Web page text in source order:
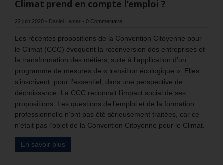
Climat prend en compte l’emploi ?
22 juin 2020 - Daniel Lamar - 0 Commentaire
Les récentes propositions de la Convention Citoyenne pour
le Climat (CCC) évoquent la reconversion des entreprises et
la transformation des métiers, suite à l’application d’un
programme de mesures de « transition écologique ». Elles
s’inscrivent, pour l’essentiel, dans une perspective de
décroissance. La CCC reconnait l’impact social de ses
propositions. Les questions de l’emploi et de la formation
professionnelle n’ont pas été sérieusement traitées, car ce
n’était pas l’objet de la Convention Citoyenne pour le Climat.
En savoir plus